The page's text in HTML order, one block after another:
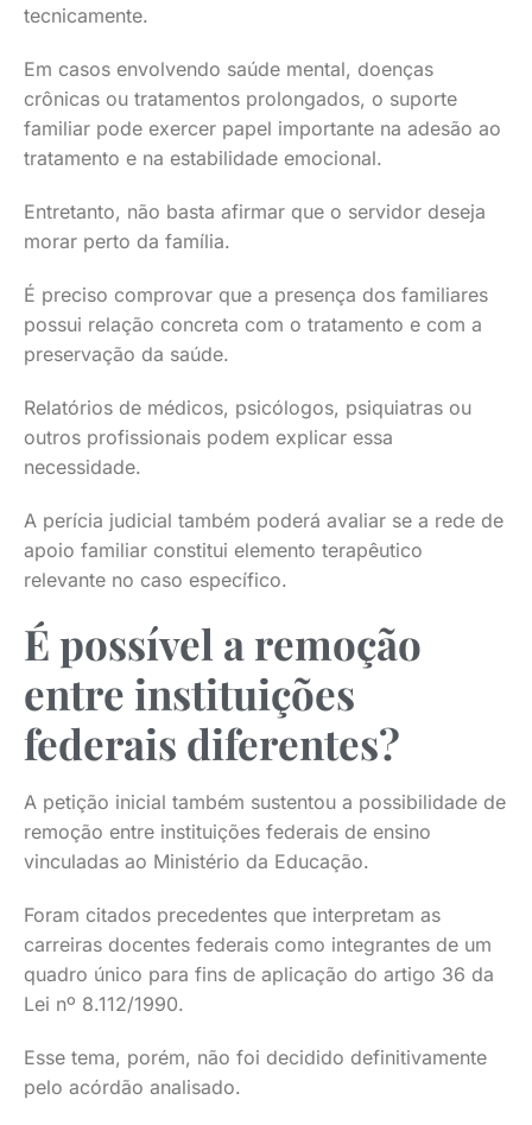
tecnicamente.
Em casos envolvendo saúde mental, doenças
crônicas ou tratamentos prolongados, o suporte
familiar pode exercer papel importante na adesão ao
tratamento e na estabilidade emocional.
Entretanto, não basta afirmar que o servidor deseja
morar perto da família.
É preciso comprovar que a presença dos familiares
possui relação concreta com o tratamento e com a
preservação da saúde.
Relatórios de médicos, psicólogos, psiquiatras ou
outros profissionais podem explicar essa
necessidade.
A perícia judicial também poderá avaliar se a rede de
apoio familiar constitui elemento terapêutico
relevante no caso específico.
É possível a remoção
entre instituições
federais diferentes?
A petição inicial também sustentou a possibilidade de
remoção entre instituições federais de ensino
vinculadas ao Ministério da Educação.
Foram citados precedentes que interpretam as
carreiras docentes federais como integrantes de um
quadro único para fins de aplicação do artigo 36 da
Lei nº 8.112/1990.
Esse tema, porém, não foi decidido definitivamente
pelo acórdão analisado.